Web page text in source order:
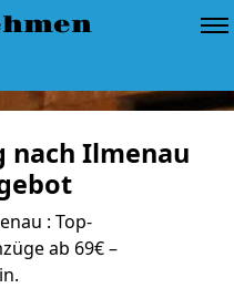
nach Ilmenau
: Top-
ab 69€ –